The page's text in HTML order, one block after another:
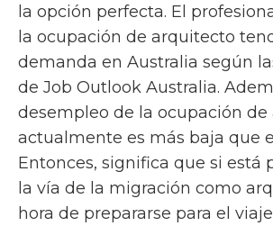
la opción perfecta. El
la ocupación de arquitecto
demanda en Australia según
de Job Outlook Australia.
desempleo de la ocupación
actualmente es más baja que
Entonces, significa que si está
la vía de la migración como
hora de prepararse para el